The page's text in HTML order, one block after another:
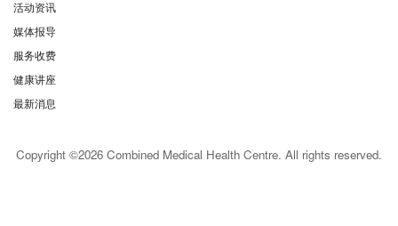
活动资讯
媒体报导
服务收费
健康讲座
最新消息
Copyright ©2026 Combined Medical Health Centre. All rights reserved.